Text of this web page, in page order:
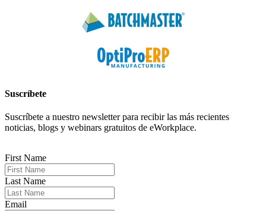
Suscríbete
Suscríbete a nuestro newsletter para recibir las más recientes
noticias, blogs y webinars gratuitos de eWorkplace.
First Name
Last Name
Email